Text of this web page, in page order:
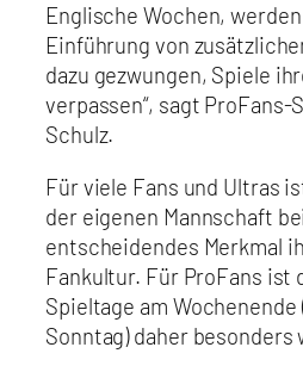
Englische Wochen,
Einführung von
dazu gezwungen, Spiele
verpassen“, sagt ProFans-
Schulz.
Für viele Fans und Ultras
der eigenen Mannschaft
entscheidendes Merkmal
Fankultur. Für ProFans ist
Spieltage am Wochenende
Sonntag) daher